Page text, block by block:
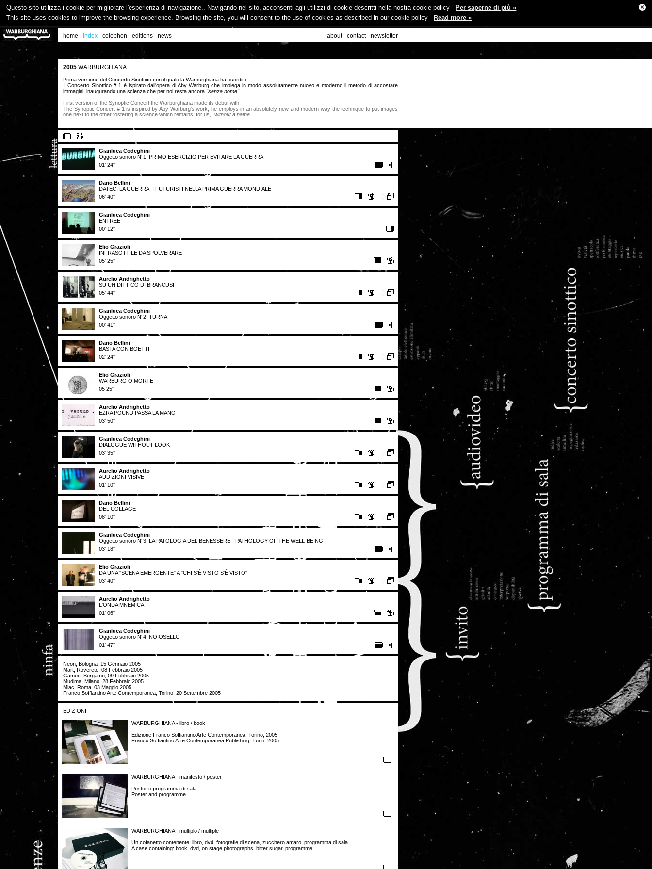
Questo sito utilizza i cookie per migliorare l'esperienza di navigazione.. Navigando nel sito, acconsenti agli utilizzi di cookie descritti nella nostra cookie policy
Per saperne di più »
This site uses cookies to improve the browsing experience. Browsing the site, you will consent to the use of cookies as described in our cookie policy
Read more »
×
home - index - colophon - editions - news about- contact- newsletter
2005 WARBURGHIANA
Prima versione del Concerto Sinottico con il quale la Warburghiana ha esordito.
Il Concerto Sinottico # 1 è ispirato dall'opera di Aby Warburg che impiega in modo assolutamente nuovo e moderno il metodo di accostare
immagini, inaugurando una scienza che per noi resta ancora "senza nome".
First version of the Synoptic Concert the Warburghiana made its debut with.
The Synoptic Concert # 1 is inspired by Aby Warburg's work; he employs in an absolutely new and modern way the technique to put images
one next to the other fostering a science which remains, for us, "without a name".
Gianluca Codeghini
Oggetto sonoro N°1: PRIMO ESERCIZIO PER EVITARE LA GUERRA
01' 24''
Dario Bellini
DATECI LA GUERRA: I FUTURISTI NELLA PRIMA GUERRA MONDIALE
06' 40''
Gianluca Codeghini
ENTREE
00' 12''
Elio Grazioli
INFRASOTTILE DA SPOLVERARE
05' 25''
Aurelio Andrighetto
SU UN DITTICO DI BRANCUSI
05' 44''
Gianluca Codeghini
Oggetto sonoro N°2: TURNA
00' 41''
Dario Bellini
BASTA CON BOETTI
02' 24''
Elio Grazioli
WARBURG O MORTE!
05 25''
Aurelio Andrighetto
EZRA POUND PASSA LA MANO
03' 50''
Gianluca Codeghini
DIALOGUE WITHOUT LOOK
03' 35''
Aurelio Andrighetto
AUDIZIONI VISIVE
01' 10''
Dario Bellini
DEL COLLAGE
08' 10''
Gianluca Codeghini
Oggetto sonoro N°3: LA PATOLOGIA DEL BENESSERE - PATHOLOGY OF THE WELL-BEING
03' 18''
Elio Grazioli
DA UNA "SCENA EMERGENTE" A "CHI S'È VISTO S'È VISTO"
03' 40''
Aurelio Andrighetto
L'ONDA MNEMICA
01' 06''
Gianluca Codeghini
Oggetto sonoro N°4: NOIOSELLO
01' 47''
Neon, Bologna, 15 Gennaio 2005
Mart, Rovereto, 08 Febbraio 2005
Gamec, Bergamo, 09 Febbraio 2005
Mudima, Milano, 28 Febbraio 2005
Mlac, Roma, 03 Maggio 2005
Franco Soffiantino Arte Contemporanea, Torino, 20 Settembre 2005
EDIZIONI
WARBURGHIANA - libro / book
Edizione Franco Soffiantino Arte Contemporanea, Torino, 2005
Franco Soffiantino Arte Contemporanea Publishing, Turin, 2005
WARBURGHIANA - manifesto / poster
Poster e programma di sala
Poster and programme
WARBURGHIANA - multiplo / multiple
Un cofanetto contenente: libro, dvd, fotografie di scena, zucchero amaro, programma di sala
A case containing: book, dvd, on stage photographs, bitter sugar, programme